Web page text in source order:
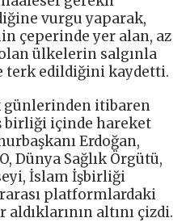
vurgu yaparak,
çeperinde yer alan, az
ülkelerin salgınla
terk edildiğini kaydetti.
günlerinden itibaren
birliği içinde hareket
Erdoğan,
Dünya Sağlık Örgütü,
İslam İşbirliği
platformlardaki
altını çizdi.